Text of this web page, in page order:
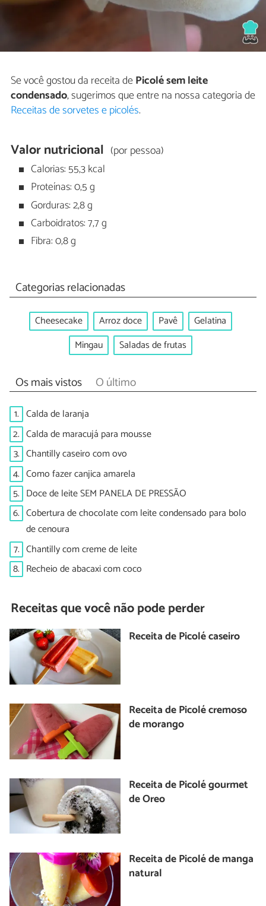
Se você gostou da receita dePicolé sem leite
condensado, sugerimos que entre na nossa categoria de
Receitas de sorvetes e picolés.
Valor nutricional (por pessoa)
Calorias: 55,3 kcal
Proteínas: 0,5 g
Gorduras: 2,8 g
Carboidratos: 7,7 g
Fibra: 0,8 g
Categorias relacionadas
Cheesecake Arroz doce Pavê
Gelatina
Mingau
Saladas de frutas
Os mais vistos O último
1. Calda de laranja
2. Calda de maracujá para mousse
3. Chantilly caseiro com ovo
4. Como fazer canjica amarela
5. Doce de leite SEM PANELA DE PRESSÃO
6. Cobertura de chocolate com leite condensado para bolo
de cenoura
7. Chantilly com creme de leite
8. Recheio de abacaxi com coco
Receitas que você não pode perder
Receita de Picolé caseiro
Receita de Picolé cremoso
de morango
Receita de Picolé gourmet
de Oreo
Receita de Picolé de manga
natural